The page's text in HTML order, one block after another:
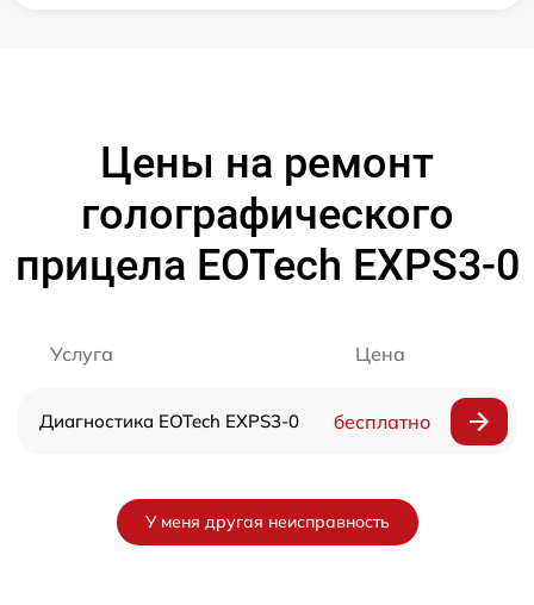
Цены на ремонт
голографического
прицела EOTech EXPS3-0
Услуга Цена
Диагностика EOTech EXPS3-0 бесплатно
У меня другая неисправность